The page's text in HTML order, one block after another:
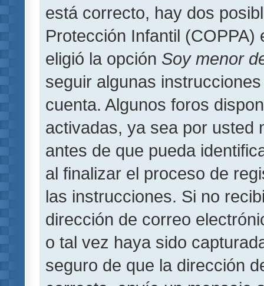
está correcto, hay dos
Protección Infantil
eligió la opción Soy menor
seguir algunas
cuenta. Algunos foros
activadas, ya sea por usted
antes de que pueda
al finalizar el proceso de
las instrucciones. Si no
dirección de correo
o tal vez haya sido
seguro de que la dirección